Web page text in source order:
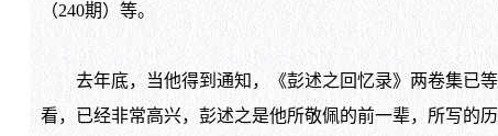
（240期）等。
去年底，当他得到通知，《彭述之回忆录》两卷集已等
看，已经非常高兴，彭述之是他所敬佩的前一辈，所写的